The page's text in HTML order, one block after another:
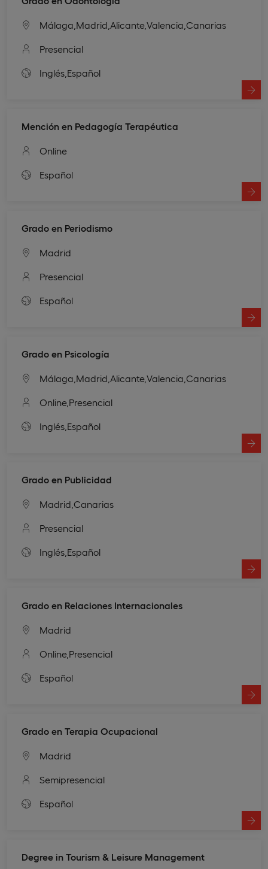
Málaga, Madrid, Alicante,Valencia, Canarias
Presencial
Inglés, Español
Mención en Pedagogía Terapéutica
Online
Español
Grado en Periodismo
Madrid
Presencial
Español
Grado en Psicología
Málaga, Madrid, Alicante,Valencia, Canarias
Online, Presencial
Inglés, Español
Grado en Publicidad
Madrid, Canarias
Presencial
Inglés, Español
Grado en Relaciones Internacionales
Madrid
Online, Presencial
Español
Grado en Terapia Ocupacional
Madrid
Semipresencial
Español
Degree in Tourism & Leisure Management